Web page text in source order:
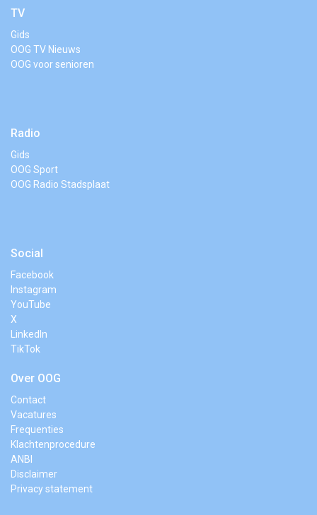
TV
Gids
OOG TV Nieuws
OOG voor senioren
Radio
Gids
OOG Sport
OOG Radio Stadsplaat
Social
Facebook
Instagram
YouTube
X
LinkedIn
TikTok
Over OOG
Contact
Vacatures
Frequenties
Klachtenprocedure
ANBI
Disclaimer
Privacy statement